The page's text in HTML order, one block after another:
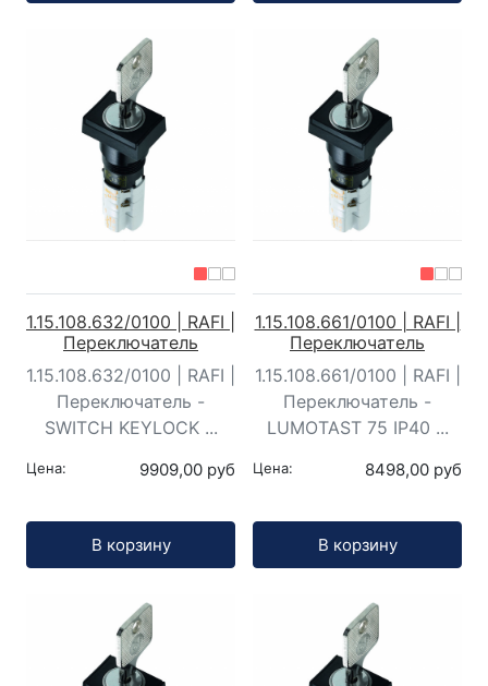
1.15.108.632/0100 | RAFI |
Переключатель
1.15.108.632/0100 | RAFI |
Переключатель -
SWITCH KEYLOCK ...
Цена: 9909,00 руб
В корзину
1.15.108.661/0100 | RAFI |
Переключатель
1.15.108.661/0100 | RAFI |
Переключатель -
LUMOTAST 75 IP40 ...
Цена: 8498,00 руб
В корзину